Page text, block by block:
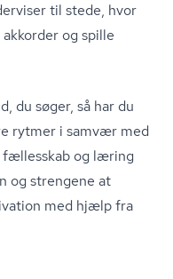
til stede, hvor
og spille
du søger, så har du
rytmer i samvær med
fællesskab og læring
og strengene at
med hjælp fra